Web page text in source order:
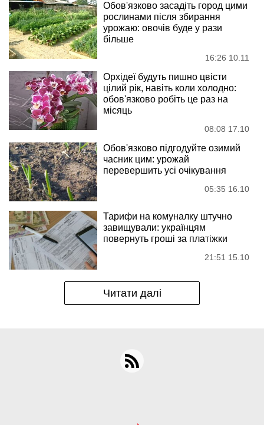
Обов'язково засадіть город цими
рослинами після збирання
урожаю: овочів буде у рази
більше
16:26 10.11
Орхідеї будуть пишно цвісти
цілий рік, навіть коли холодно:
обов'язково робіть це раз на
місяць
08:08 17.10
Обов'язково підгодуйте озимий
часник цим: урожай
перевершить усі очікування
05:35 16.10
Тарифи на комуналку штучно
завищували: українцям
повернуть гроші за платіжки
21:51 15.10
Читати далі